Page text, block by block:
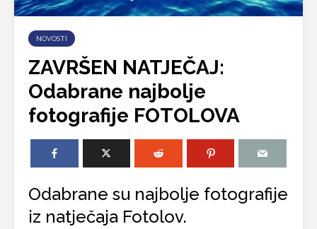
NOVOSTI
ZAVRŠEN NATJEČAJ:
Odabrane najbolje
fotografije FOTOLOVA
Odabrane su najbolje fotografije
iz natječaja Fotolov.